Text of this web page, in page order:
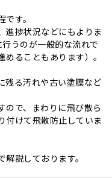
す。
進捗状況などにもよりま
うのが一般的な流れで
ることもあります）。
残る汚れや古い塗膜など
ので、まわりに飛び散ら
付けて飛散防止していま
説しております。